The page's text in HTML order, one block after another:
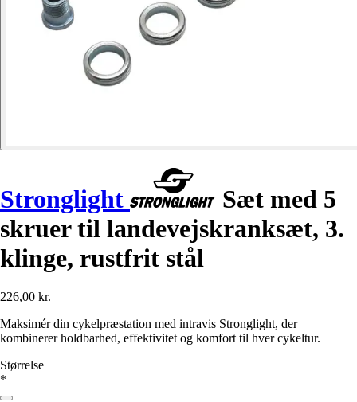
Stronglight
Sæt med 5
skruer til landevejskranksæt, 3.
klinge, rustfrit stål
226,00 kr.
Maksimér din cykelpræstation med intravis Stronglight, der
kombinerer holdbarhed, effektivitet og komfort til hver cykeltur.
Størrelse
*